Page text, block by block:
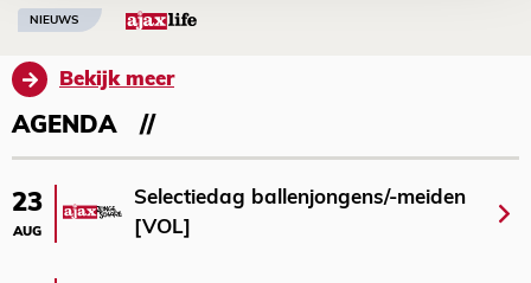
NIEUWS
Bekijk meer
AGENDA
23
AUG
Selectiedag ballenjongens/-meiden
[VOL]